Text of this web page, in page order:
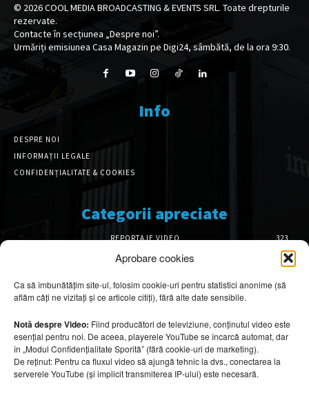
Aprobare cookies
Ca să îmbunătățim site-ul, folosim cookie-uri pentru statistici anonime (să
aflăm câți ne vizitați și ce articole citiți), fără alte date sensibile.
Notă despre Video: Fiind producători de televiziune, conținutul video este
esențial pentru noi. De aceea, playerele YouTube se încarcă automat, dar
în „Modul Confidențialitate Sporită” (fără cookie-uri de marketing).
De reținut: Pentru ca fluxul video să ajungă tehnic la dvs., conectarea la
serverele YouTube (și implicit transmiterea IP-ului) este necesară.
© 2026COOL MEDIA BROADCASTING & EVENTS SRL. Toate drepturile
rezervate.
Contacte în secțiunea „Despre noi”.
Urmăriți emisiunea Casa Magazin pe Digi24, sâmbătă, de la ora 9:30.
Info
DESPRE NOI
INFORMAȚII LEGALE
CONFIDENȚIALITATE & COOKIES
Categorii apreciate
REPORTAJE VIDEO
323
AMENAJĂRI INTERIOARE
126
DESIGN INTERIOR
64
ARHITECTURĂ & DESIGN
OPINII & ANALIZE
43
Articole recomandate
Cele mai impresionante cabane moderne